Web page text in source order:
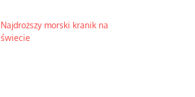
Najdroższy morski kranik na
świecie